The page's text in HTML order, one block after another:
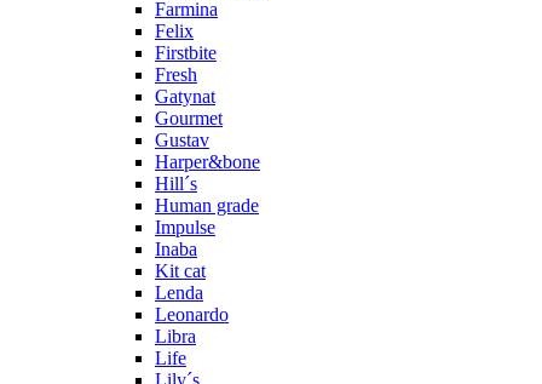
Farmina
Felix
Firstbite
Fresh
Gatynat
Gourmet
Gustav
Harper&bone
Hill´s
Human grade
Impulse
Inaba
Kit cat
Lenda
Leonardo
Libra
Life
Lily´s